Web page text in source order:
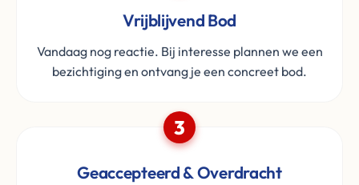
Vrijblijvend Bod
Vandaag nog reactie. Bij interesse plannen we een
bezichtiging en ontvang je een concreet bod.
3
Geaccepteerd & Overdracht